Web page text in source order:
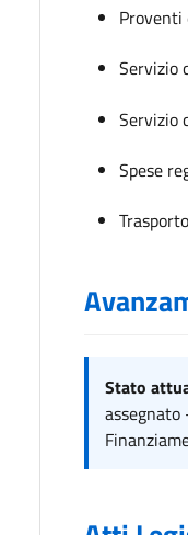
Proventi
Servizio
Servizio
Spese
Stato